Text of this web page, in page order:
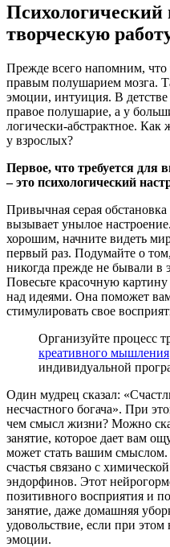
Психологический
творческую
Прежде всего напомним, что
правым полушарием мозга.
эмоции, интуиция. В детстве
правое полушарие, а у
логически-абстрактное.
у взрослых?
Первое, что требуется
– это психологический
Привычная серая
вызывает унылое
хорошим, начните видеть
первый раз. Подумайте о
никогда прежде не бывали в
Повесьте красочную
над идеями. Она поможет
стимулировать свое
Организуйте процесс
креативного мышления
индивидуальной
Один мудрец сказал:
несчастного богача». При
чем смысл жизни? Можно
занятие, которое дает вам
может стать вашим
счастья связано с
эндорфинов. Этот
позитивного восприятия и
занятие, даже домашняя
удовольствие, если при
эмоции.